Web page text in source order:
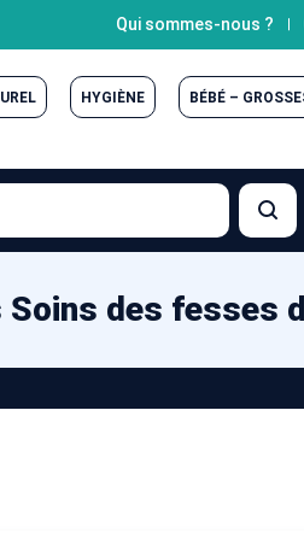
Qui sommes-nous ?
HYGIÈNE BÉBÉ –
des fesses